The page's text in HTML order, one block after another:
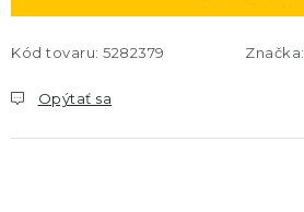
Kód tovaru: 5282379 Značka:
Opýtať sa